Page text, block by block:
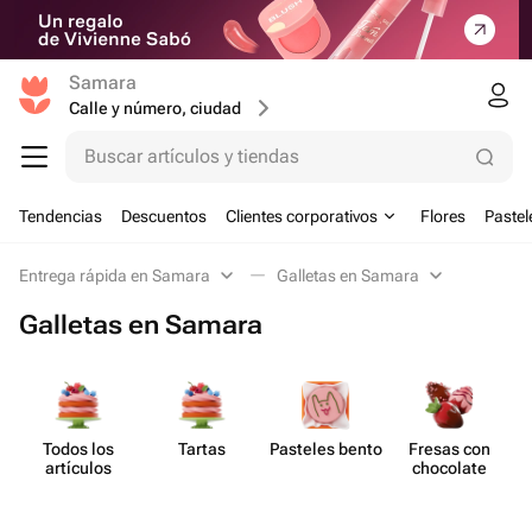
Samara
Calle y número, ciudad
Buscar artículos y tiendas
Tendencias Descuentos Clientes corporativos Flores
Entrega rápida en Samara Galletas en Samara
Galletas en Samara
Todos los
artículos
Tartas Pasteles bento
Fresas con
chocolate